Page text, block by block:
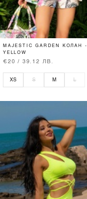
MAJESTIC GARDEN КОЛАН -
YELLOW
€20 / 39.12 ЛВ.
XS S M L